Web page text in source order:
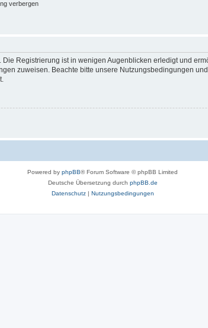
verbergen
Registrierung ist in wenigen Augenblicken erledigt und
zuweisen. Beachte bitte unsere Nutzungsbedingungen
Powered by phpBB® Forum Software © phpBB Limited
Deutsche Übersetzung durch phpBB.de
Datenschutz| Nutzungsbedingungen